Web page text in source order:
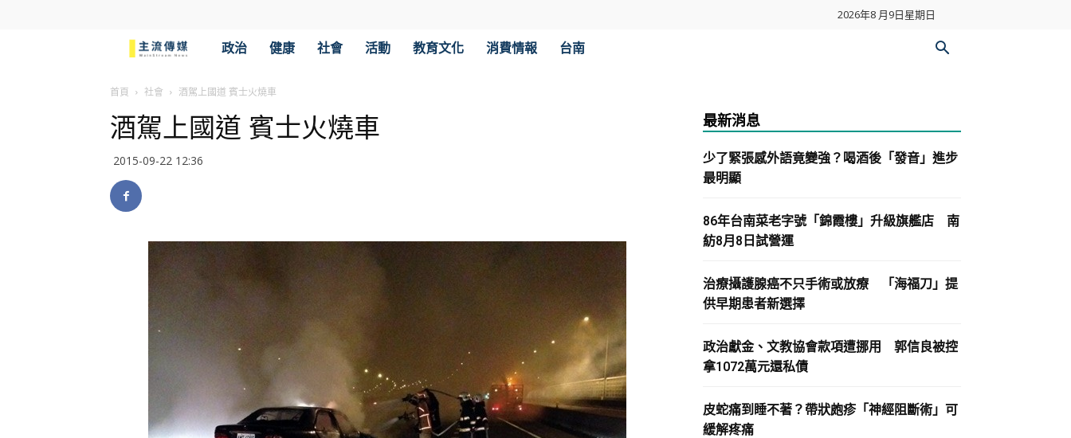
2026年8 月9日星期日
流
傳
政治 健康 社會 活動 教育文化 消費情報 台南
首頁 社會 酒駕上國道 賓士火燒車
酒駕上國道 賓士火燒車
2015-09-22 12:36
最新消息
少了緊張感外語竟變強？喝酒後「發音」進步
最明顯
86年台南菜老字號「錦霞樓」升級旗艦店 南
紡8月8日試營運
治療攝護腺癌不只手術或放療 「海福刀」提
供早期患者新選擇
政治獻金、文教協會款項遭挪用 郭信良被控
拿1072萬元還私債
皮蛇痛到睡不著？帶狀皰疹「神經阻斷術」可
緩解疼痛